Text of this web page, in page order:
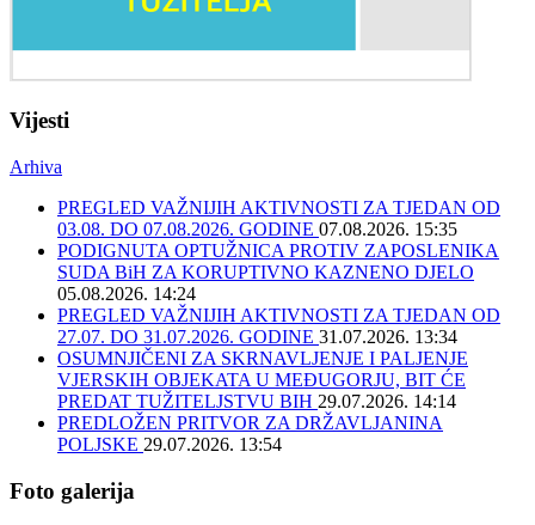
Vijesti
Arhiva
PREGLED VAŽNIJIH AKTIVNOSTI ZA TJEDAN OD
03.08. DO 07.08.2026. GODINE 07.08.2026. 15:35
PODIGNUTA OPTUŽNICA PROTIV ZAPOSLENIKA
SUDA BiH ZA KORUPTIVNO KAZNENO DJELO
05.08.2026. 14:24
PREGLED VAŽNIJIH AKTIVNOSTI ZA TJEDAN OD
27.07. DO 31.07.2026. GODINE 31.07.2026. 13:34
OSUMNJIČENI ZA SKRNAVLJENJE I PALJENJE
VJERSKIH OBJEKATA U MEĐUGORJU, BIT ĆE
PREDAT TUŽITELJSTVU BIH 29.07.2026. 14:14
PREDLOŽEN PRITVOR ZA DRŽAVLJANINA
POLJSKE 29.07.2026. 13:54
Foto galerija